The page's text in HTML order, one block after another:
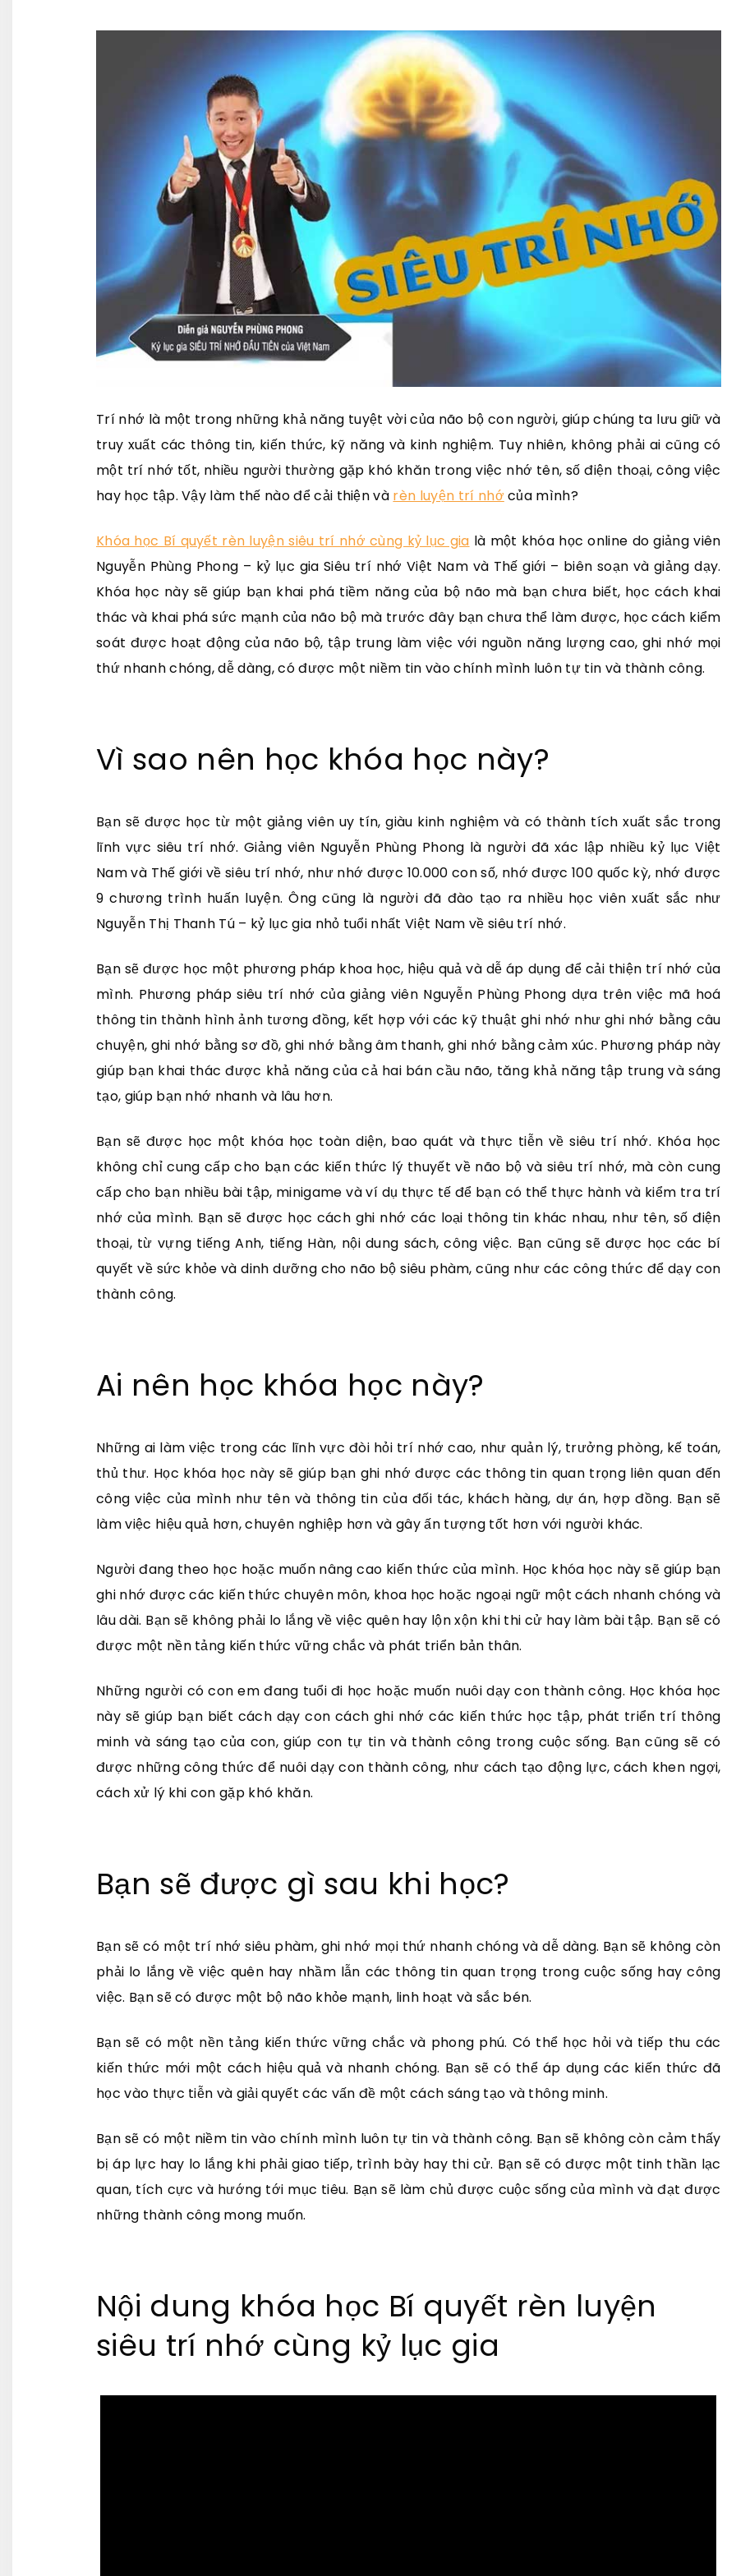
Trí nhớ là một trong những khả năng tuyệt vời của não bộ con người, giúp chúng ta lưu giữ và
truy xuất các thông tin, kiến thức, kỹ năng và kinh nghiệm. Tuy nhiên, không phải ai cũng có
một trí nhớ tốt, nhiều người thường gặp khó khăn trong việc nhớ tên, số điện thoại, công việc
hay học tập. Vậy làm thế nào để cải thiện và rèn luyện trí nhớ của mình?
Khóa học Bí quyết rèn luyện siêu trí nhớ cùng kỷ lục gia là một khóa học online do giảng viên
Nguyễn Phùng Phong – kỷ lục gia Siêu trí nhớ Việt Nam và Thế giới – biên soạn và giảng dạy.
Khóa học này sẽ giúp bạn khai phá tiềm năng của bộ não mà bạn chưa biết, học cách khai
thác và khai phá sức mạnh của não bộ mà trước đây bạn chưa thể làm được, học cách kiểm
soát được hoạt động của não bộ, tập trung làm việc với nguồn năng lượng cao, ghi nhớ mọi
thứ nhanh chóng, dễ dàng, có được một niềm tin vào chính mình luôn tự tin và thành công.
Vì sao nên học khóa học này?
Bạn sẽ được học từ một giảng viên uy tín, giàu kinh nghiệm và có thành tích xuất sắc trong
lĩnh vực siêu trí nhớ. Giảng viên Nguyễn Phùng Phong là người đã xác lập nhiều kỷ lục Việt
Nam và Thế giới về siêu trí nhớ, như nhớ được 10.000 con số, nhớ được 100 quốc kỳ, nhớ được
9 chương trình huấn luyện. Ông cũng là người đã đào tạo ra nhiều học viên xuất sắc như
Nguyễn Thị Thanh Tú – kỷ lục gia nhỏ tuổi nhất Việt Nam về siêu trí nhớ.
Bạn sẽ được học một phương pháp khoa học, hiệu quả và dễ áp dụng để cải thiện trí nhớ của
mình. Phương pháp siêu trí nhớ của giảng viên Nguyễn Phùng Phong dựa trên việc mã hoá
thông tin thành hình ảnh tương đồng, kết hợp với các kỹ thuật ghi nhớ như ghi nhớ bằng câu
chuyện, ghi nhớ bằng sơ đồ, ghi nhớ bằng âm thanh, ghi nhớ bằng cảm xúc. Phương pháp này
giúp bạn khai thác được khả năng của cả hai bán cầu não, tăng khả năng tập trung và sáng
tạo, giúp bạn nhớ nhanh và lâu hơn.
Bạn sẽ được học một khóa học toàn diện, bao quát và thực tiễn về siêu trí nhớ. Khóa học
không chỉ cung cấp cho bạn các kiến thức lý thuyết về não bộ và siêu trí nhớ, mà còn cung
cấp cho bạn nhiều bài tập, minigame và ví dụ thực tế để bạn có thể thực hành và kiểm tra trí
nhớ của mình. Bạn sẽ được học cách ghi nhớ các loại thông tin khác nhau, như tên, số điện
thoại, từ vựng tiếng Anh, tiếng Hàn, nội dung sách, công việc. Bạn cũng sẽ được học các bí
quyết về sức khỏe và dinh dưỡng cho não bộ siêu phàm, cũng như các công thức để dạy con
thành công.
Ai nên học khóa học này?
Những ai làm việc trong các lĩnh vực đòi hỏi trí nhớ cao, như quản lý, trưởng phòng, kế toán,
thủ thư. Học khóa học này sẽ giúp bạn ghi nhớ được các thông tin quan trọng liên quan đến
công việc của mình như tên và thông tin của đối tác, khách hàng, dự án, hợp đồng. Bạn sẽ
làm việc hiệu quả hơn, chuyên nghiệp hơn và gây ấn tượng tốt hơn với người khác.
Người đang theo học hoặc muốn nâng cao kiến thức của mình. Học khóa học này sẽ giúp bạn
ghi nhớ được các kiến thức chuyên môn, khoa học hoặc ngoại ngữ một cách nhanh chóng và
lâu dài. Bạn sẽ không phải lo lắng về việc quên hay lộn xộn khi thi cử hay làm bài tập. Bạn sẽ có
được một nền tảng kiến thức vững chắc và phát triển bản thân.
Những người có con em đang tuổi đi học hoặc muốn nuôi dạy con thành công. Học khóa học
này sẽ giúp bạn biết cách dạy con cách ghi nhớ các kiến thức học tập, phát triển trí thông
minh và sáng tạo của con, giúp con tự tin và thành công trong cuộc sống. Bạn cũng sẽ có
được những công thức để nuôi dạy con thành công, như cách tạo động lực, cách khen ngợi,
cách xử lý khi con gặp khó khăn.
Bạn sẽ được gì sau khi học?
Bạn sẽ có một trí nhớ siêu phàm, ghi nhớ mọi thứ nhanh chóng và dễ dàng. Bạn sẽ không còn
phải lo lắng về việc quên hay nhầm lẫn các thông tin quan trọng trong cuộc sống hay công
việc. Bạn sẽ có được một bộ não khỏe mạnh, linh hoạt và sắc bén.
Bạn sẽ có một nền tảng kiến thức vững chắc và phong phú. Có thể học hỏi và tiếp thu các
kiến thức mới một cách hiệu quả và nhanh chóng. Bạn sẽ có thể áp dụng các kiến thức đã
học vào thực tiễn và giải quyết các vấn đề một cách sáng tạo và thông minh.
Bạn sẽ có một niềm tin vào chính mình luôn tự tin và thành công. Bạn sẽ không còn cảm thấy
bị áp lực hay lo lắng khi phải giao tiếp, trình bày hay thi cử. Bạn sẽ có được một tinh thần lạc
quan, tích cực và hướng tới mục tiêu. Bạn sẽ làm chủ được cuộc sống của mình và đạt được
những thành công mong muốn.
Nội dung khóa học Bí quyết rèn luyện
siêu trí nhớ cùng kỷ lục gia